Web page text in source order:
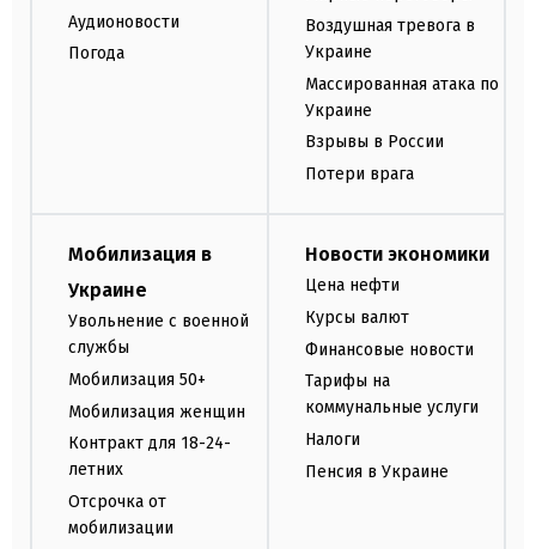
Аудионовости
Погода
Воздушная тревога в
Украине
Массированная атака по
Украине
Взрывы в России
Потери врага
Мобилизация в
Украине
Увольнение с военной
службы
Мобилизация 50+
Мобилизация женщин
Контракт для 18-24-
летних
Отсрочка от
мобилизации
Новости экономики
Цена нефти
Курсы валют
Финансовые новости
Тарифы на
коммунальные услуги
Налоги
Пенсия в Украине